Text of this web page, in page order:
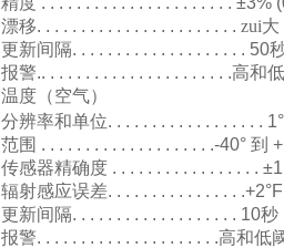
漂移. . . . . . . . . . . . . . . . . . . . . . . zui大
更新间隔. . . . . . . . . . . . . . . . . . . . 50
报警.. . . . . . . . . . . . . . . . . . . . . .高和
温度（空气）
分辨率和单位. . . . . . . . . . . . . . . . . .
范围 . . . . . . . . . . . . . . . . . . . .-40° 到
传感器精确度 . . . . . . . . . . . . . . . . .
辐射感应误差. . . . . . . . . . . . . . .
更新间隔. . . . . . . . . . . . . . . . . . . 10秒
报警. . . . . . . . . . . . . . . . . . . . .高和低